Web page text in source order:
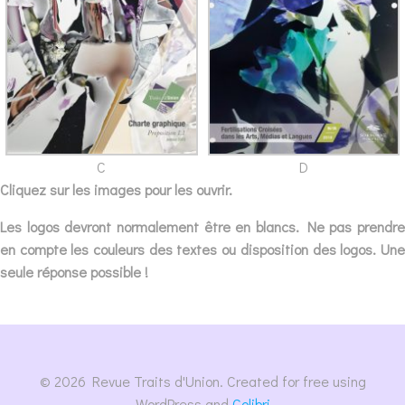
C
D
Cliquez sur les images pour les ouvrir.
Les logos devront normalement être en blancs. Ne pas prendre
en compte les couleurs des textes ou disposition des logos. Une
seule réponse possible !
© 2026 Revue Traits d'Union. Created for free using